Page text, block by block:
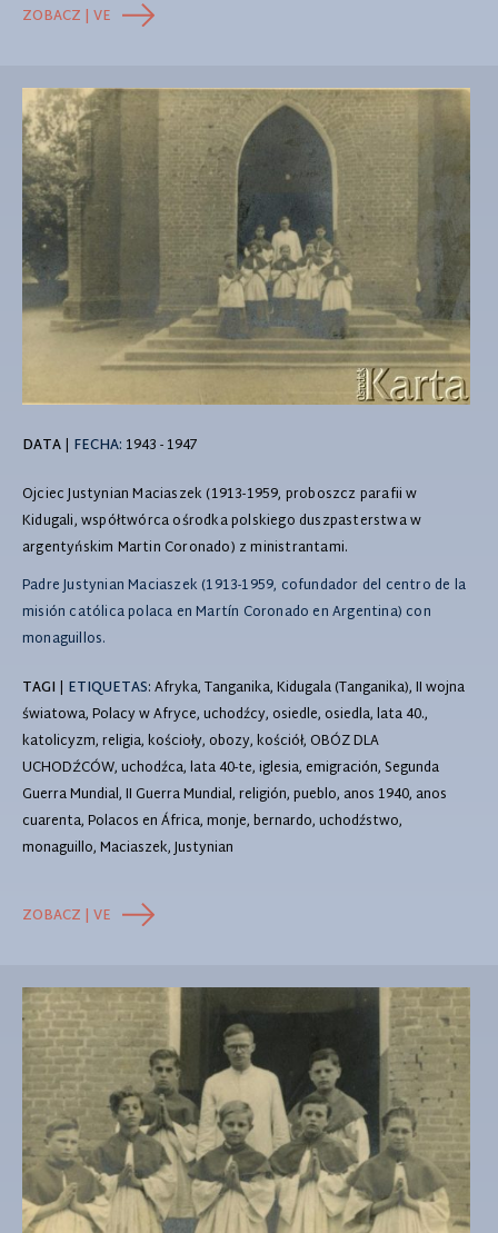
ZOBACZ | VE
DATA| FECHA: 1943 - 1947
Ojciec Justynian Maciaszek (1913-1959, proboszcz parafii w
Kidugali, współtwórca ośrodka polskiego duszpasterstwa w
argentyńskim Martin Coronado) z ministrantami.
Padre Justynian Maciaszek (1913-1959, cofundador del centro de la
misión católica polaca en Martín Coronado en Argentina) con
monaguillos.
TAGI | ETIQUETAS: Afryka, Tanganika, Kidugala (Tanganika), II wojna
światowa, Polacy w Afryce, uchodźcy, osiedle, osiedla, lata 40.,
katolicyzm, religia, kościoły, obozy, kościół, OBÓZ DLA
UCHODŹCÓW, uchodźca, lata 40-te, iglesia, emigración, Segunda
Guerra Mundial, II Guerra Mundial, religión, pueblo, anos 1940, anos
cuarenta, Polacos en África, monje, bernardo, uchodźstwo,
monaguillo, Maciaszek, Justynian
ZOBACZ | VE